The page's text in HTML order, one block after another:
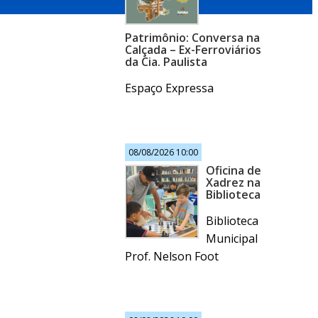
Patrimônio: Conversa na
Calçada – Ex-Ferroviários
da Cia. Paulista
Espaço Expressa
08/08/2026 10:00
Oficina de
Xadrez na
Biblioteca
Biblioteca
Municipal
Prof. Nelson Foot